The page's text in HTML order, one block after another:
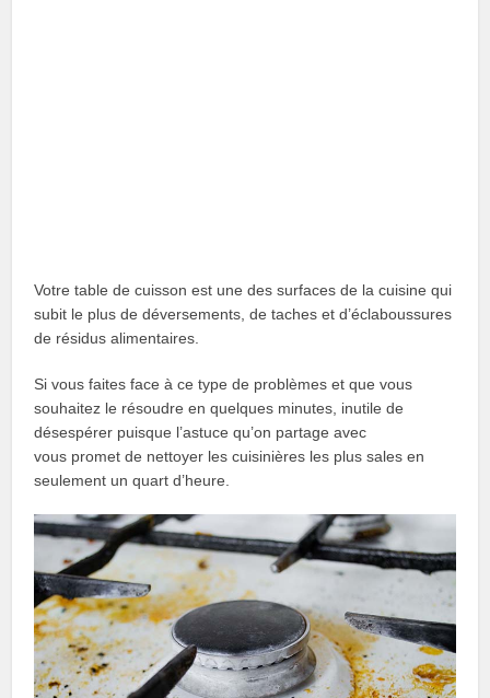
Votre table de cuisson est une des surfaces de la cuisine qui
subit le plus de déversements, de taches et d’éclaboussures
de résidus alimentaires.
Si vous faites face à ce type de problèmes et que vous
souhaitez le résoudre en quelques minutes, inutile de
désespérer puisque l’astuce qu’on partage avec
vous promet de nettoyer les cuisinières les plus sales en
seulement un quart d’heure.